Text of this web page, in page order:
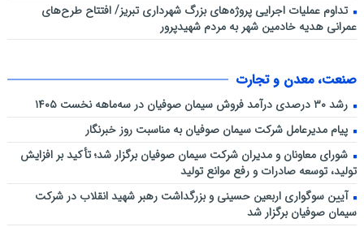
تداوم عملیات اجرایی پروژه‌های بزرگ شهرداری تبریز/ افتتاح طرح‌های
عمرانی هدیه خادمین شهر به مردم شهیدپرور
صنعت، معدن و تجارت
رشد ۳۰ درصدی درآمد فروش سیمان صوفیان در سه‌ماهه نخست ۱۴۰۵
پیام مدیرعامل شرکت سیمان صوفیان به مناسبت روز خبرنگار
شورای معاونان و مدیران شرکت سیمان صوفیان برگزار شد؛ تأکید بر افزایش
تولید، توسعه صادرات و رفع موانع تولید
آیین سوگواری اربعین حسینی و بزرگداشت رهبر شهید انقلاب در شرکت
سیمان صوفیان برگزار شد